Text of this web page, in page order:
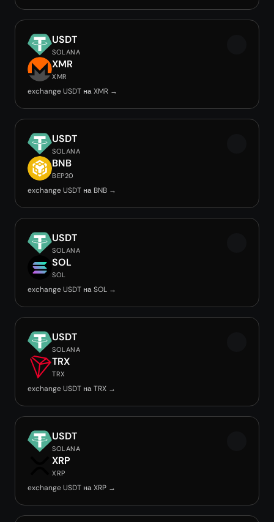
USDT
SOLANA
XMR
XMR
exchange USDT на XMR →
USDT
SOLANA
BNB
BEP20
exchange USDT на BNB →
USDT
SOLANA
SOL
SOL
exchange USDT на SOL →
USDT
SOLANA
TRX
TRX
exchange USDT на TRX →
USDT
SOLANA
XRP
XRP
exchange USDT на XRP →